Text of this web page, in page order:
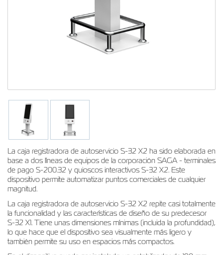
La caja registradora de autoservicio S-32 Х2 ha sido elaborada en
base a dos líneas de equipos de la corporación SAGA - terminales
de pago S-200.32 y quioscos interactivos S-32 Х2. Este
dispositivo permite automatizar puntos comerciales de cualquier
magnitud.
La caja registradora de autoservicio S-32 Х2 repite casi totalmente
la funcionalidad y las características de diseño de su predecesor
S-32 X1. Tiene unas dimensiones mínimas (incluida la profundidad),
lo que hace que el dispositivo sea visualmente más ligero y
también permite su uso en espacios más compactos.